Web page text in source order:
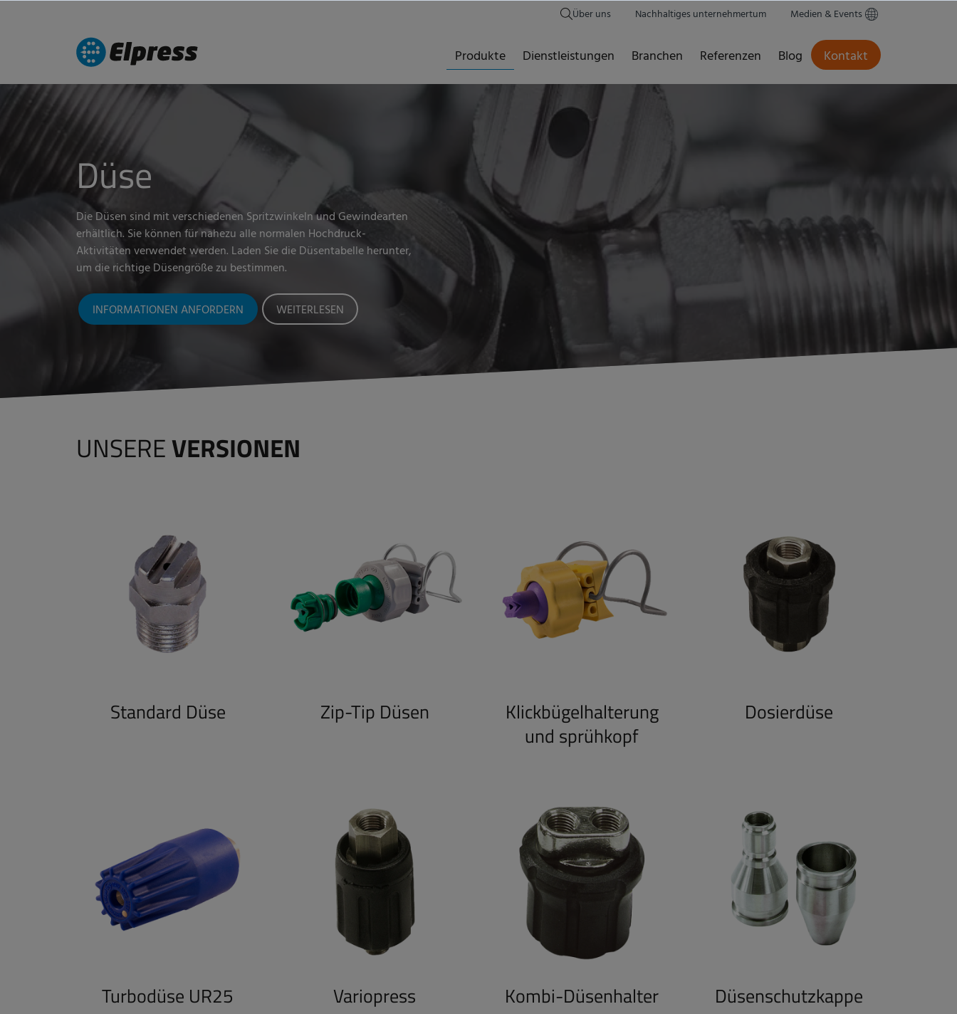
Über uns Nachhaltiges unternehmertum Medien & Events
Produkte Dienstleistungen Branchen Referenzen Blog Kontakt
Düse
Die Düsen sind mit verschiedenen Spritzwinkeln und Gewindearten
erhältlich. Sie können für nahezu alle normalen Hochdruck-
Aktivitäten verwendet werden. Laden Sie die Düsentabelle herunter,
um die richtige Düsengröße zu bestimmen.
INFORMATIONEN ANFORDERN WEITERLESEN
UNSEREVERSIONEN
Standard Düse Zip-Tip Düsen
Klickbügelhalterung
und sprühkopf
Dosierdüse
Turbodüse UR25 Variopress Kombi-Düsenhalter Düsenschutzkappe